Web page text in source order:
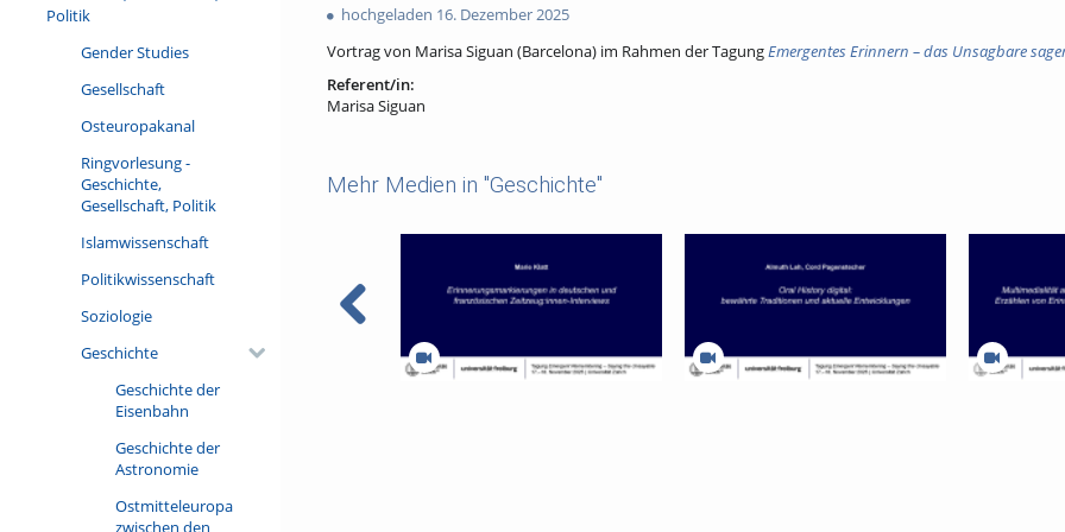
Politik
Gender Studies
Gesellschaft
Osteuropakanal
Ringvorlesung -
Geschichte,
Gesellschaft, Politik
Islamwissenschaft
Politikwissenschaft
Soziologie
Geschichte
Geschichte der
Eisenbahn
Geschichte der
Astronomie
Ostmitteleuropa
zwischen den
views
favorites
hochgeladen 16. Dezember 2025
Vortrag von Marisa Siguan (Barcelona) im Rahmen der TagungEmergentes Erinnern – das Unsagbare
Referent/in:
Marisa Siguan
Mehr Medien in "Geschichte"